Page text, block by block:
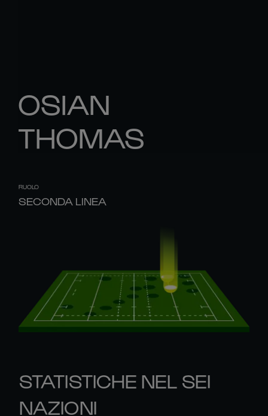
OSIAN
THOMAS
RUOLO
SECONDA LINEA
STATISTICHE NEL SEI
NAZIONI